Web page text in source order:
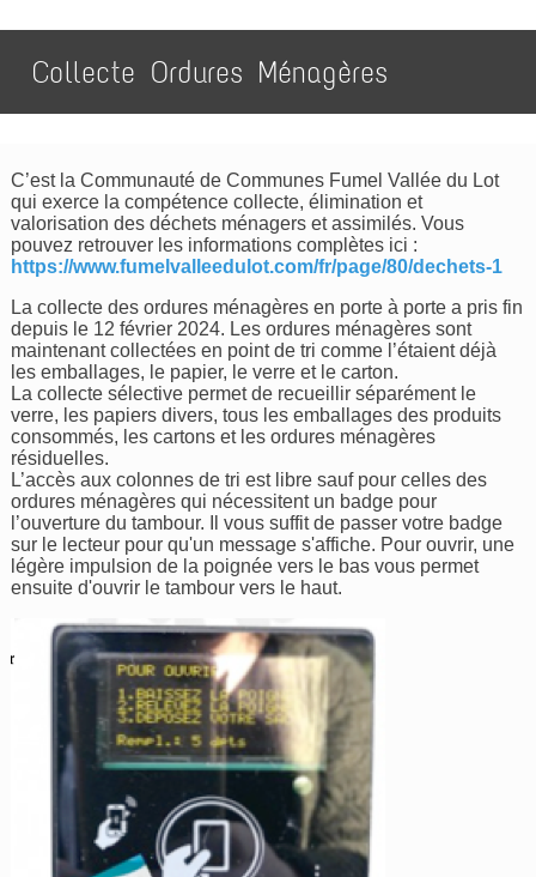
Collecte Ordures Ménagères
C’est la Communauté de Communes Fumel Vallée du Lot
qui exerce la compétence collecte, élimination et
valorisation des déchets ménagers et assimilés. Vous
pouvez retrouver les informations complètes ici :
https://www.fumelvalleedulot.com/fr/page/80/dechets-1
La collecte des ordures ménagères en porte à porte a pris fin
depuis le 12 février 2024. Les ordures ménagères sont
maintenant collectées en point de tri comme l’étaient déjà
les emballages, le papier, le verre et le carton.
La collecte sélective permet de recueillir séparément le
verre, les papiers divers, tous les emballages des produits
consommés, les cartons et les ordures ménagères
résiduelles.
L’accès aux colonnes de tri est libre sauf pour celles des
ordures ménagères qui nécessitent un badge pour
l’ouverture du tambour. Il vous suffit de passer votre badge
sur le lecteur pour qu'un message s'affiche. Pour ouvrir, une
légère impulsion de la poignée vers le bas vous permet
ensuite d'ouvrir le tambour vers le haut.